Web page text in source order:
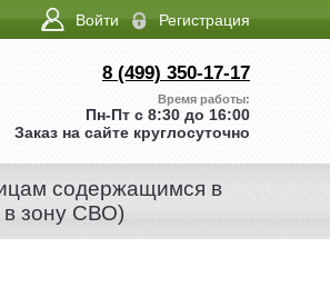
Регистрация
Войти
8 (499) 350-17-17
Время работы:
Пн-Пт с 8:30 до 16:00
Заказ на сайте круглосуточно
содержащимся в
зону СВО)